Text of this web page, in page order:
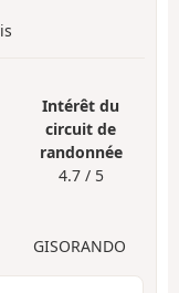
Intérêt du
circuit de
randonnée
4.7 / 5
GISORANDO